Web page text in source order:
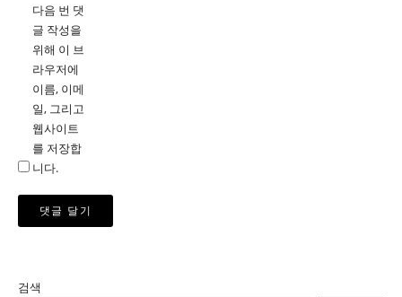
다음 번 댓
글 작성을
위해 이 브
라우저에
이름, 이메
일, 그리고
웹사이트
를 저장합
니다.
검색